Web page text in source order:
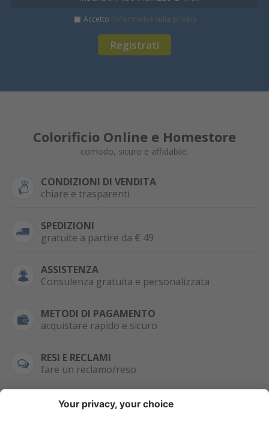
Registrati
Accetto l’informativa sulla privacy
Colorificio Online e Homestore
comodo, sicuro e affidabile.
CONDIZIONI DI VENDITA
chiare e trasparenti
SPEDIZIONI
gratuite a partire da € 49
ASSISTENZA
Consulenza gratuita e personalizzata
METODI DI PAGAMENTO
acquistare rapido e sicuro
RESI E RECLAMI
fare un reclamo/reso
SEMPRE DISPONIBILE
0471 506798